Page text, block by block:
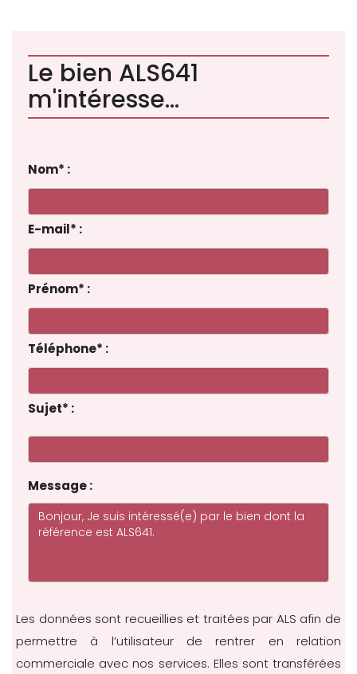
Le bien ALS641
m'intéresse...
Nom* :
E-mail* :
Prénom* :
Téléphone* :
Sujet* :
Message :
Les données sont recueillies et traitées par ALS afin de
permettre à l’utilisateur de rentrer en relation
commerciale avec nos services. Elles sont transférées